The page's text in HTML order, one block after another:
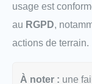
usage est
au RGPD,
actions de terrain.
À noter : une